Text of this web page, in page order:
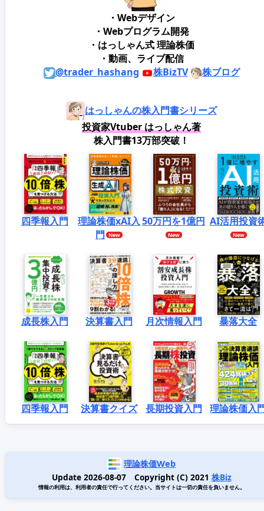
・Webデザイン
・Webプログラム開発
・はっしゃん式 理論株価
・動画、ライブ配信
@trader_hashang
株BizTV 株ブログ
はっしゃんの株入門書シリーズ
投資家Vtuber はっしゃん著
株入門書13万部突破！
四季報入門
理論株価xAI入
門
50万円を1億円 AI活用投資
成長株入門 決算書入門 月次情報入門 暴落大全
四季報入門 決算書クイズ 長期投資入門 理論株価入
理論株価Web
Update 2026-08-07 Copyright (C) 2021 株Biz
情報の利用は、利用者の責任で行ってください。当サイトは一切の責任を負いません。